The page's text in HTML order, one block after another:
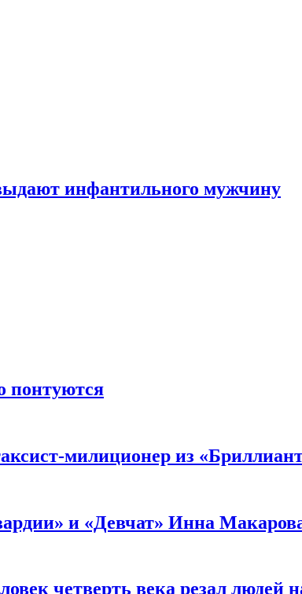
инфантильного мужчину
понтуются
милиционер из
и «Девчат» Инна
четверть века резал людей